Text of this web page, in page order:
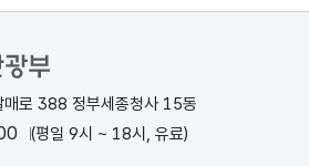
로 388 정부세종청사 15동
(평일 9시 ~ 18시, 유료)